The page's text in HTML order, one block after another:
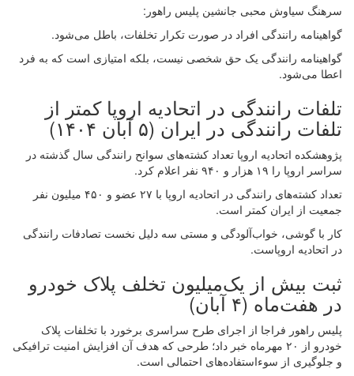
سرهنگ سیاوش محبی جانشین پلیس راهور:
گواهینامه رانندگی افراد در صورت تکرار تخلفات، باطل می‌شود.
گواهینامه رانندگی یک حق شخصی نیست، بلکه امتیازی است که به فرد
اعطا می‌شود.
تلفات رانندگی در اتحادیه اروپا کمتر از
تلفات رانندگی در ایران (۵ آبان ۱۴۰۴)
پژوهشکده اتحادیه اروپا تعداد کشته‌های سوانح رانندگی سال گذشته در
سراسر اروپا را ۱۹ هزار و ۹۴۰ نفر اعلام کرد.
تعداد کشته‌های رانندگی در اتحادیه اروپا با ۲۷ عضو و ۴۵۰ میلیون نفر
جمعیت از ایران کمتر است.
کار با گوشی، خواب‌آلودگی و مستی سه دلیل نخست تصادفات رانندگی
در اتحادیه اروپاست.
ثبت بیش از یک‌میلیون تخلف پلاک خودرو
در هفت‌ماه (۴ آبان)
پلیس راهور فراجا از اجرای طرح سراسری برخورد با تخلفات پلاک
خودرو از ۲۰ مهرماه خبر داد؛ طرحی که هدف آن افزایش امنیت ترافیکی
و جلوگیری از سوءاستفاده‌های احتمالی است.